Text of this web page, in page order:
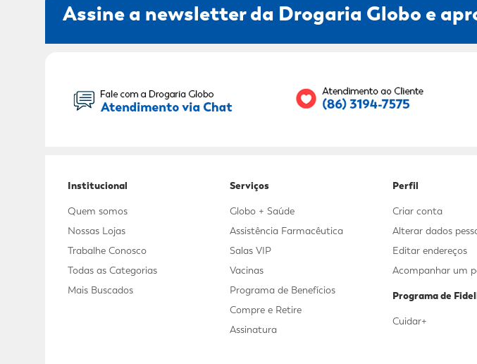
Assine a newsletter da Drogaria Globo e
Institucional
Quem somos
Nossas Lojas
Trabalhe Conosco
Todas as Categorias
Mais Buscados
Serviços
Globo + Saúde
Assistência Farmacêutica
Salas VIP
Vacinas
Programa de Benefícios
Compre e Retire
Assinatura
Perfil
Criar conta
Alterar dados
Editar endereços
Acompanhar um
Programa de
Cuidar+